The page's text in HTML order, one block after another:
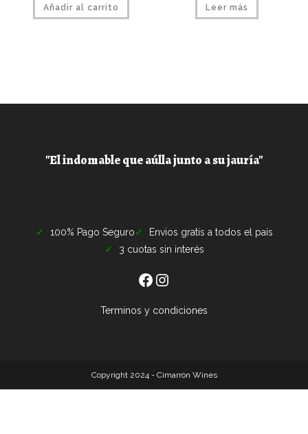
Añadir al carrito Leer más
"El indomable que aúlla junto a su jauría"
100% Pago Seguro
Envios gratis a todos el país
3 cuotas sin interés
Terminos y condiciones
Copyright 2024 - Cimarrón Wines